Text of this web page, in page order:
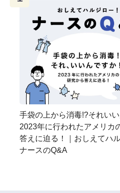
手袋の上から消毒!?それい
2023年に行われたアメリカ
答えに迫る！｜おしえてハ
ナースのQ&A